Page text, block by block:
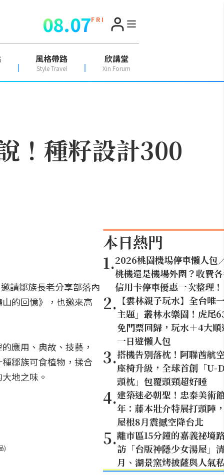
08.07F R I
風格帶路
Style Travel
欣講堂
Xin Forum
！種籽設計300
請鄒族長老分享部落內
的回憶》，也邀來高
應用、典故、技藝，
鄒族可食植物，揉合
地之味。
)
本日熱門
1.2026桃園機場停車懶人包
桃機還是機場外圍？收費
信用卡停車優惠一次整理！
2. 【雲林親子玩水】全台唯
主題」叢林水樂園！虎尾
免門票回歸，玩水＋4大
一日遊懶人包
3.搭機告別落枕！阿聯酋航
座椅升級，全球首創「
頭枕」包覆頭頸超好睡
4.建築迷必朝聖！忠泰美術
年：藤本壯介特展打頭陣
屋根8月震撼空降台北
5.離市區15分鐘的嘉義祕境
訪「台版神隱少女湯屋」
月、湖景窯烤披薩與人氣